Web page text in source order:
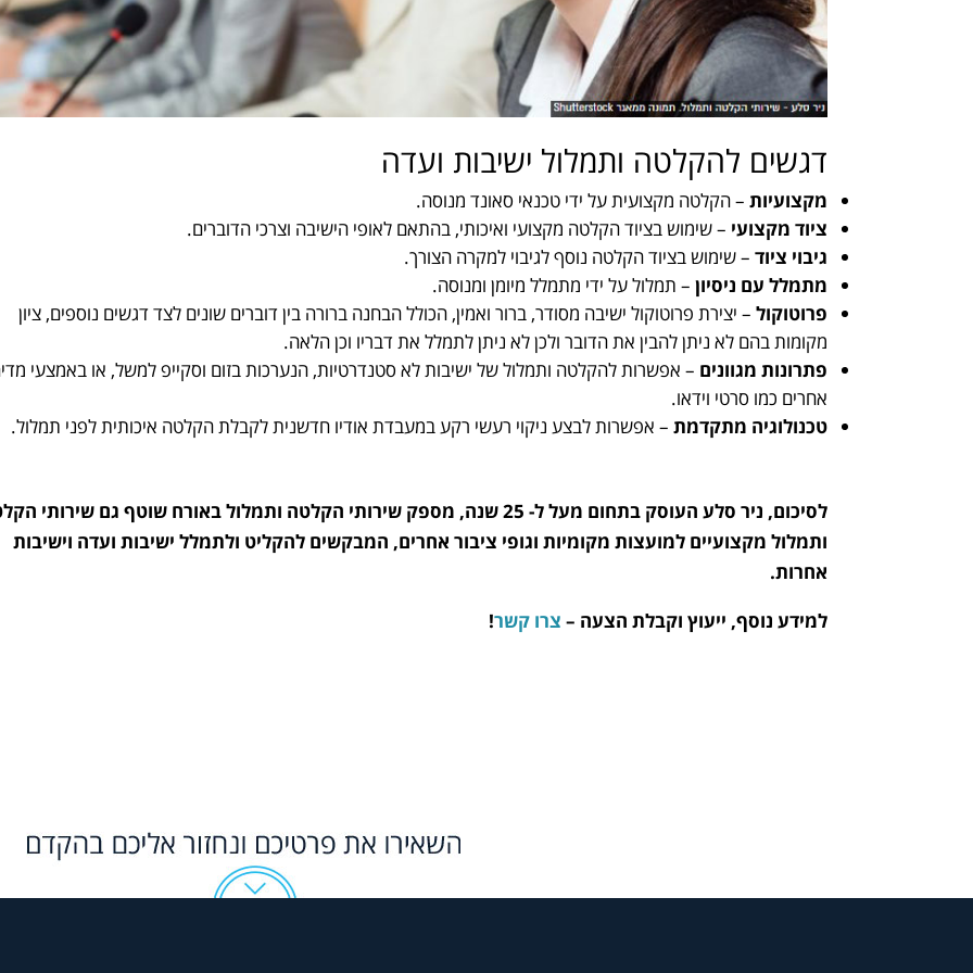
דגשים להקלטה ותמלול ישיבות ועדה
מקצועיות – הקלטה מקצועית על ידי טכנאי סאונד מנוסה.
ציוד מקצועי – שימוש בציוד הקלטה מקצועי ואיכותי, בהתאם לאופי הישיבה וצרכי הדוברים.
גיבוי ציוד – שימוש בציוד הקלטה נוסף לגיבוי למקרה הצורך.
מתמלל עם ניסיון – תמלול על ידי מתמלל מיומן ומנוסה.
פרוטוקול – יצירת פרוטוקול ישיבה מסודר, ברור ואמין, הכולל הבחנה ברורה בין דוברים שונים לצד דגשים נוספים, ציון
מקומות בהם לא ניתן להבין את הדובר ולכן לא ניתן לתמלל את דבריו וכן הלאה.
פתרונות מגוונים – אפשרות להקלטה ותמלול של ישיבות לא סטנדרטיות, הנערכות בזום וסקייפ למשל, או באמצעי
אחרים כמו סרטי וידאו.
טכנולוגיה מתקדמת – אפשרות לבצע ניקוי רעשי רקע במעבדת אודיו חדשנית לקבלת הקלטה איכותית לפני תמלול.
לסיכום, ניר סלע העוסק בתחום מעל ל- 25 שנה, מספק שירותי הקלטה ותמלול באורח שוטף גם שירותי
ותמלול מקצועיים למועצות מקומיות וגופי ציבור אחרים, המבקשים להקליט ולתמלל ישיבות ועדה וישיבות
אחרות.
למידע נוסף, ייעוץ וקבלת הצעה – צרו קשר!